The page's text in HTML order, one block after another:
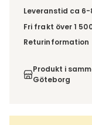
Leveranstid ca 6-
Fri frakt över 1
Välj utförande via
Returinformation
inte av
Produkt i
Göteborg